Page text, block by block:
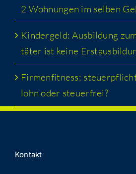
2 Woh­nun­gen im sel­ben
Kin­der­geld: Aus­bil­dung
tä­ter ist kei­ne
Fir­men­fit­ness:
lohn oder steuerfrei?
Kon­takt